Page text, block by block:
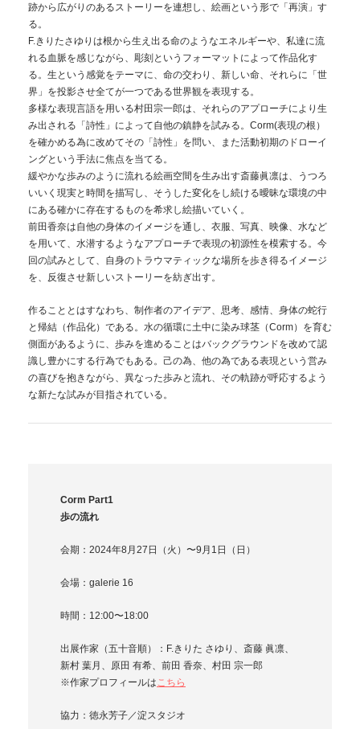
跡から広がりのあるストーリーを連想し、絵画という形で「再演」す
る。
F.きりたさゆりは根から生え出る命のようなエネルギーや、私達に流
れる血脈を感じながら、彫刻というフォーマットによって作品化す
る。生という感覚をテーマに、命の交わり、新しい命、それらに「世
界」を投影させ全てが一つである世界観を表現する。
多様な表現言語を用いる村田宗一郎は、それらのアプローチにより生
み出される「詩性」によって自他の鎮静を試みる。Corm(表現の根）
を確かめる為に改めてその「詩性」を問い、また活動初期のドローイ
ングという手法に焦点を当てる。
緩やかな歩みのように流れる絵画空間を生み出す斎藤眞凛は、うつろ
いいく現実と時間を描写し、そうした変化をし続ける曖昧な環境の中
にある確かに存在するものを希求し絵描いていく。
前田香奈は自他の身体のイメージを通し、衣服、写真、映像、水など
を用いて、水潜するようなアプローチで表現の初源性を模索する。今
回の試みとして、自身のトラウマティックな場所を歩き得るイメージ
を、反復させ新しいストーリーを紡ぎ出す。
作ることとはすなわち、制作者のアイデア、思考、感情、身体の蛇行
と帰結（作品化）である。水の循環に土中に染み球茎（Corm）を育む
側面があるように、歩みを進めることはバックグラウンドを改めて認
識し豊かにする行為でもある。己の為、他の為である表現という営み
の喜びを抱きながら、異なった歩みと流れ、その軌跡が呼応するよう
な新たな試みが目指されている。
Corm Part1
歩の流れ
会期：2024年8月27日（火）〜9月1日（日）
会場：galerie 16
時間：12:00〜18:00
出展作家（五十音順）：F.きりた さゆり、斎藤 眞凛、
新村 葉月、原田 有希、前田 香奈、村田 宗一郎
※作家プロフィールはこちら
協力：徳永芳子／淀スタジオ